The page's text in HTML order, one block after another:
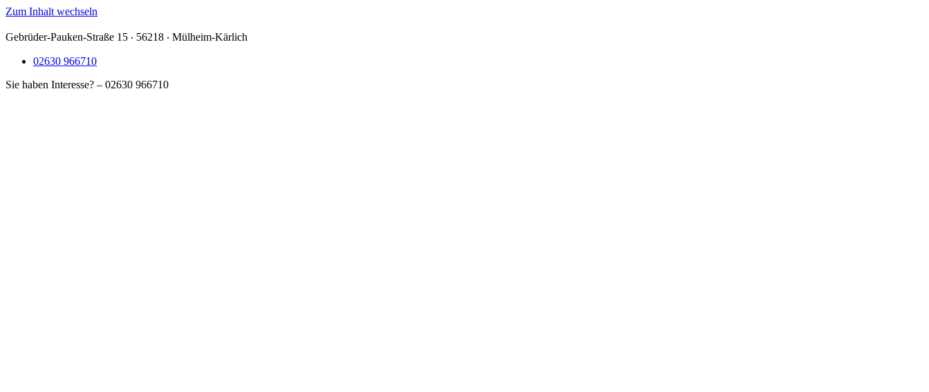
Zum Inhalt wechseln
Gebrüder-Pauken-Straße 15 ‧ 56218 ‧ Mülheim-Kärlich
02630 966710
Sie haben Interesse? – 02630 966710